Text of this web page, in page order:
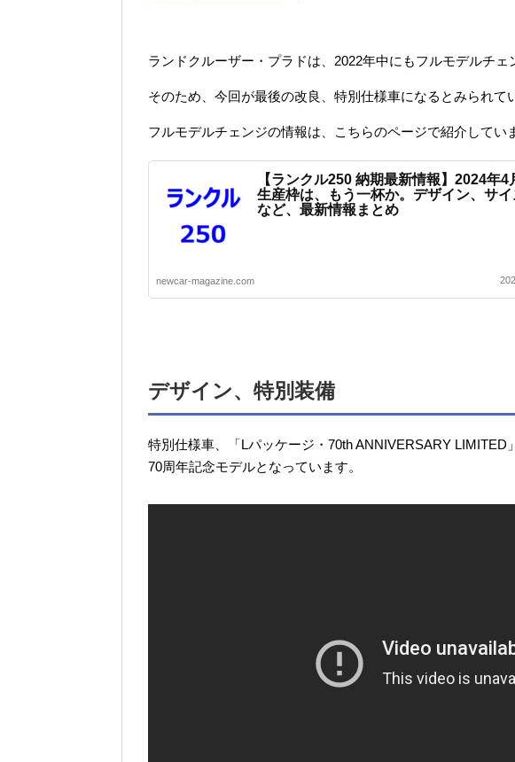
ランドクルーザー・プラドは、2022年中にもフルモデルチェ
そのため、今回が最後の改良、特別仕様車になるとみられて
フルモデルチェンジの情報は、こちらのページで紹介してい
【ランクル250 納期最新情報】2024年4
生産枠は、もう一杯か。デザイン、サ
など、最新情報まとめ
newcar-magazine.com
デザイン、特別装備
特別仕様車、「Lパッケージ・70th ANNIVERSARY LIMITED
70周年記念モデルとなっています。